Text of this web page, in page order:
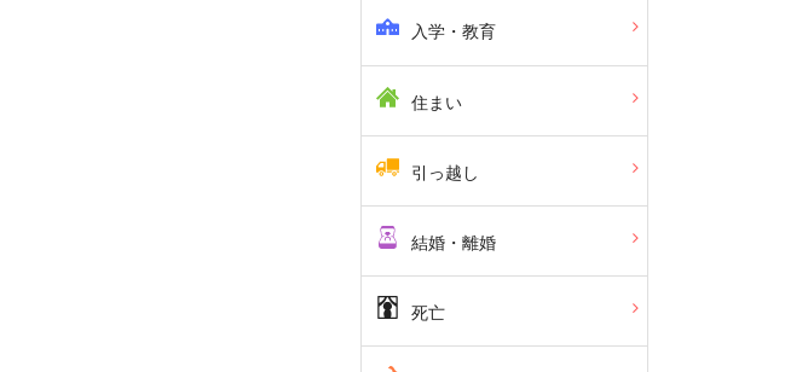
入学・教育
住まい
引っ越し
結婚・離婚
死亡